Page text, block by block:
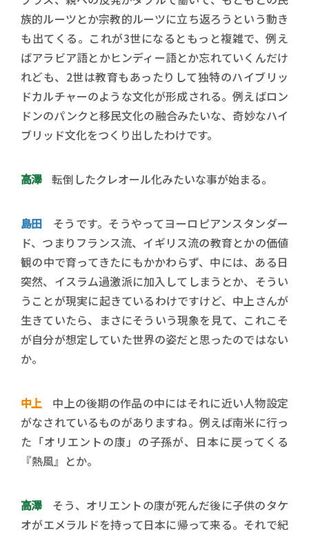
族的ルーツとか宗教的ルーツに立ち返ろうという動き
も出てくる。これが3世になるともっと複雑で、例え
ばアラビア語とかヒンディー語とか忘れていくんだけ
れども、2世は教育もあったりして独特のハイブリッ
ドカルチャーのような文化が形成される。例えばロン
ドンのパンクと移民文化の融合みたいな、奇妙なハイ
ブリッド文化をつくり出したわけです。
高澤 転倒したクレオール化みたいな事が始まる。
島田
そうです。そうやってヨーロピアンスタンダー
ド、つまりフランス流、イギリス流の教育とかの価値
観の中で育ってきたにもかかわらず、中には、ある日
突然、イスラム過激派に加入してしまうとか、そうい
うことが現実に起きているわけですけど、中上さんが
生きていたら、まさにそういう現象を見て、これこそ
が自分が想定していた世界の姿だと思ったのではない
か。
中上中上の後期の作品の中にはそれに近い人物設定
がなされているものがありますね。例えば南米に行っ
た「オリエントの康」の子孫が、日本に戻ってくる
『熱風』とか。
高澤そう、オリエントの康が死んだ後に子供のタケ
オがエメラルドを持って日本に帰って来る。それで紀